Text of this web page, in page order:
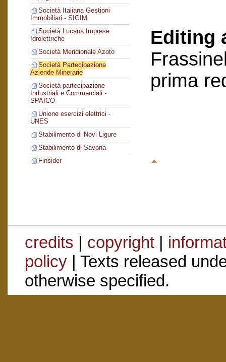
Società Italiana Gestioni
Immobiliari - SIGIM
Società Lucana Imprese
Idrolettriche
Società Meridionale Azoto
Società Partecipazione
Aziende Minerarie
Società partecipazione
Industriali e Commerciali -
SPAICO
Unione esercizi elettrici -
UNES
Stabilimento di Novi Ligure
Stabilimento di Savona
Finsider
Editing
prima
credits | copyright|
policy| Texts released
otherwise specified.